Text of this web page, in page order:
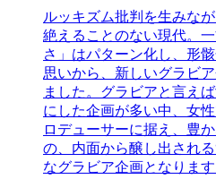
ルッキズム批判を生みな
絶えることのない現代。
さ」はパターン化し、形
思いから、新しいグラビ
ました。グラビアと言え
にした企画が多い中、女
ロデューサーに据え、豊
の、内面から醸し出され
なグラビア企画となります